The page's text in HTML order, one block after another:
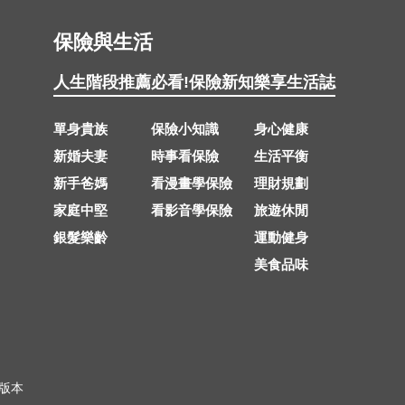
保險與生活
人生階段推薦
單身貴族
新婚夫妻
新手爸媽
家庭中堅
銀髮樂齡
必看!保險新知
保險小知識
時事看保險
看漫畫學保險
看影音學保險
樂享生活誌
身心健康
生活平衡
理財規劃
旅遊休閒
運動健身
美食品味
本